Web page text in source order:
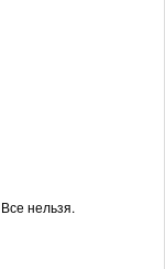
нельзя.